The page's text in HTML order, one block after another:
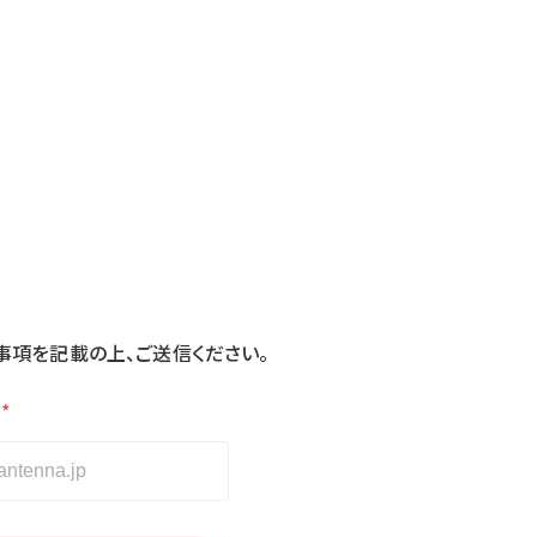
を記載の上、ご送信ください。
*